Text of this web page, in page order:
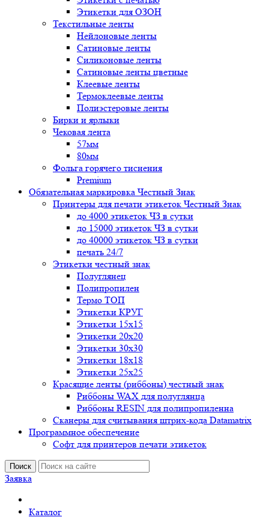
Этикетки для ОЗОН
Текстильные ленты
Нейлоновые ленты
Сатиновые ленты
Силиконовые ленты
Сатиновые ленты цветные
Клеевые ленты
Термоклеевые ленты
Полиэстеровые ленты
Бирки и ярлыки
Чековая лента
57мм
80мм
Фольга горячего тиснения
Premium
Обязательная маркировка Честный Знак
Принтеры для печати этикеток Честный Знак
до 4000 этикеток ЧЗ в сутки
до 15000 этикеток ЧЗ в сутки
до 40000 этикеток ЧЗ в сутки
печать 24/7
Этикетки честный знак
Полуглянец
Полипропилен
Термо ТОП
Этикетки КРУГ
Этикетки 15х15
Этикетки 20х20
Этикетки 30х30
Этикетки 18х18
Этикетки 25х25
Красящие ленты (риббоны) честный знак
Риббоны WAX для полуглянца
Риббоны RESIN для полипропиленна
Сканеры для считывания штрих-кода Datamatrix
Программное обеспечение
Софт для принтеров печати этикеток
Поиск
Заявка
Каталог